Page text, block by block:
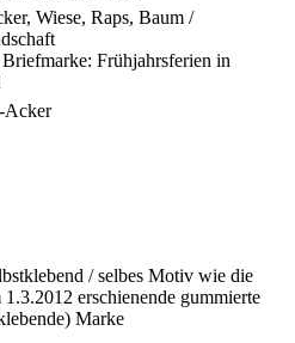
Wiese, Raps, Baum /
Frühjahrsferien in
Acker
/ selbes Motiv wie die
1.3.2012 erschienende gummierte
Marke